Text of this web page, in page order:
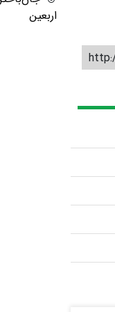
اربعین